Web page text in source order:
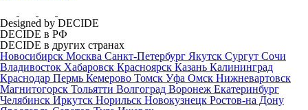
Designed by DECIDE
DECIDE в РФ
DECIDE в других странах
Новосибирск Москва Санкт-Петербург Якутск Сургут Сочи
Владивосток Хабаровск Красноярск Казань Калининград
Краснодар Пермь Кемерово Томск Уфа Омск Нижневартовск
Магнитогорск Тольятти Волгоград Воронеж Екатеринбург
Челябинск Иркутск Норильск Новокузнецк Ростов-на Дону